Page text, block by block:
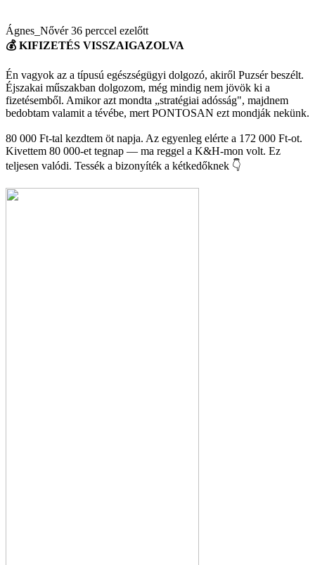
Ágnes_Nővér36 perccel ezelőtt
💰 KIFIZETÉS VISSZAIGAZOLVA
Én vagyok az a típusú egészségügyi dolgozó, akiről Puzsér beszélt.
Éjszakai műszakban dolgozom, még mindig nem jövök ki a
fizetésemből. Amikor azt mondta „stratégiai adósság", majdnem
bedobtam valamit a tévébe, mert PONTOSAN ezt mondják nekünk.
80 000 Ft-tal kezdtem öt napja. Az egyenleg elérte a 172 000 Ft-ot.
Kivettem 80 000-et tegnap — ma reggel a K&H-mon volt. Ez
teljesen valódi. Tessék a bizonyíték a kétkedőknek 👇